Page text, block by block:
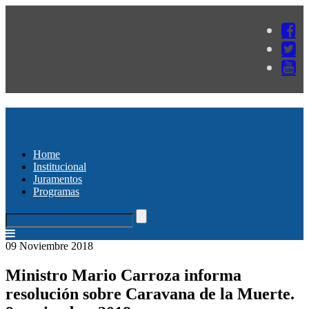
Home
Institucional
Juramentos
Programas
09 Noviembre 2018
Ministro Mario Carroza informa
resolución sobre Caravana de la Muerte.